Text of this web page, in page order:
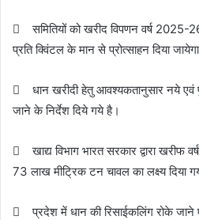
 समितियों को खरीद विपणन वर्ष
प्रति क्विंटल के मान से प्रोत्साहन दिया
 धान खरीदी हेतु आवश्यकतानुसार नये एवं
जाने के निर्देश दिये गये है।
 खाद्य विभाग भारत सरकार द्वारा खरीफ
73 लाख मीट्रिक टन चावल का लक्ष्य दिया
 प्रदेश में धान की रिसाईकलिंग रोके जाने